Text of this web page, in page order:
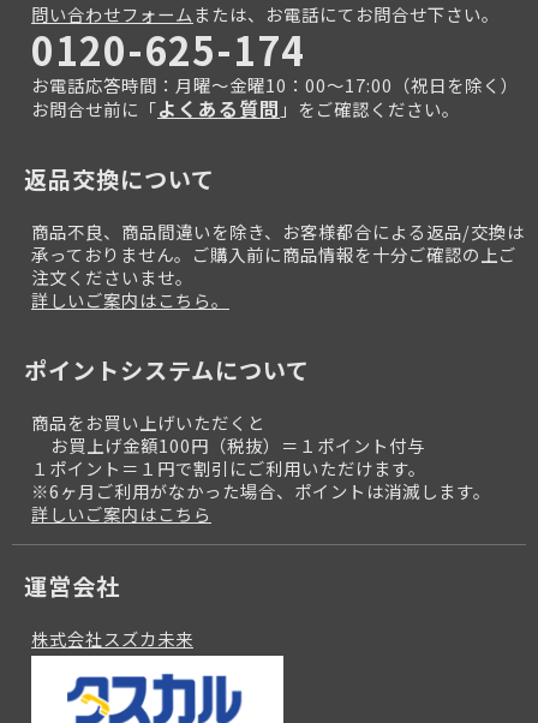
問い合わせフォームまたは、お電話にてお問合せ下さい。
0120-625-174
お電話応答時間：月曜～金曜10：00～17:00（祝日を除く）
お問合せ前に「よくある質問 」をご確認ください。
返品交換について
商品不良、商品間違いを除き、お客様都合による返品/交換は
承っておりません。ご購入前に商品情報を十分ご確認の上ご
注文くださいませ。
詳しいご案内はこちら。
ポイントシステムについて
商品をお買い上げいただくと
お買上げ金額100円（税抜）＝１ポイント付与
１ポイント＝１円で割引にご利用いただけます。
※6ヶ月ご利用がなかった場合、ポイントは消滅します。
詳しいご案内はこちら
運営会社
株式会社スズカ未来